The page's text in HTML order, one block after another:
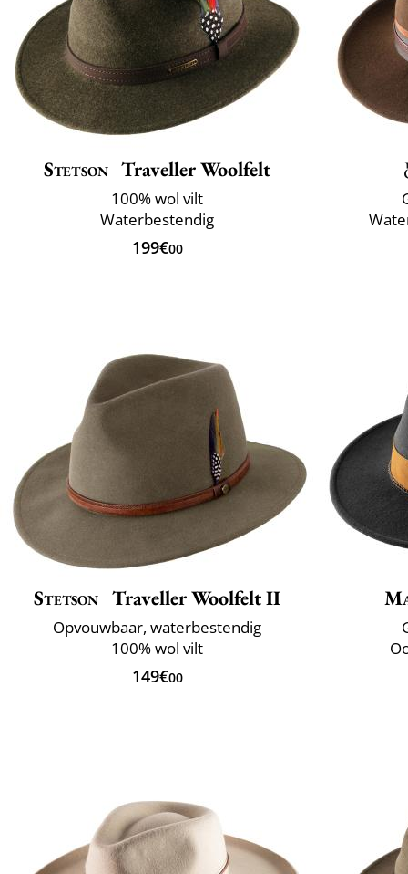
Stetson Traveller Woolfelt
100% wol vilt
Waterbestendig
199€00
Stetson Traveller Woolfelt II
Opvouwbaar, waterbestendig
100% wol vilt
149€00